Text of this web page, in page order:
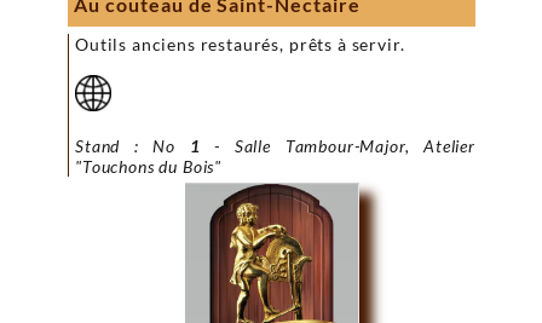
Outils anciens restaurés, prêts à servir.
Stand : No 1- Salle Tambour-Major, Atelier
"Touchons du Bois"